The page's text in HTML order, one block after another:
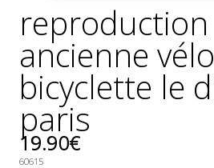
ancienne vélo
bicyclette le
paris
19.90€
60615